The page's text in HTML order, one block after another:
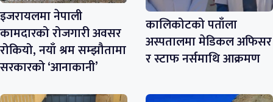
इजरायलमा नेपाली
कामदारको रोजगारी अवसर
रोकियो, नयाँ श्रम सम्झौतामा
सरकारको ‘आनाकानी’
कालिकोटको पताँला
अस्पतालमा मेडिकल अफिसर
र स्टाफ नर्समाथि आक्रमण